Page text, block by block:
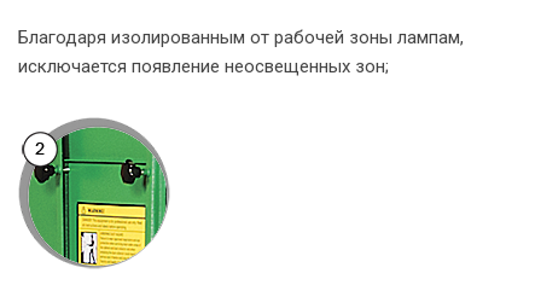
Благодаря изолированным от рабочей зоны лампам,
исключается появление неосвещенных зон;